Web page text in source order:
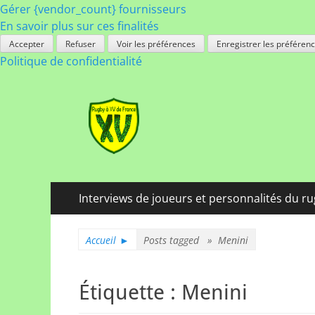
Gérer {vendor_count} fournisseurs
En savoir plus sur ces finalités
Accepter Refuser Voir les préférences Enregistrer les
Politique de confidentialité
Rugby à XV de
A chacun son rugby
Menu
principal
Interviews de joueurs et personnalités du
Accueil ► Posts tagged » Menini
Étiquette : Menini